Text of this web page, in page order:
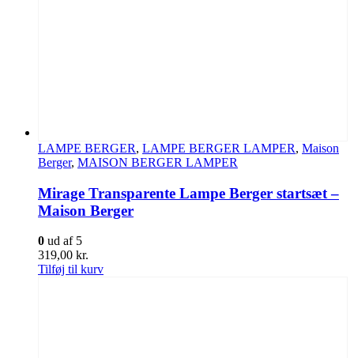
LAMPE BERGER, LAMPE BERGER LAMPER, Maison
Berger, MAISON BERGER LAMPER
Mirage Transparente Lampe Berger startsæt –
Maison Berger
0 ud af 5
319,00 kr.
Tilføj til kurv